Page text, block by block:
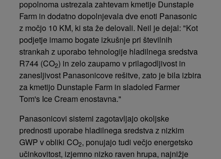
popolnoma ustrezala zahtevam kmetije Dunstaple
Farm in dodatno dopolnjevala dve enoti Panasonic
z močjo 10 KM, ki sta že delovali. Neil je dejal: "Kot
podjetje imamo bogate izkušnje pri številnih
strankah z uporabo tehnologije hladilnega sredstva
R744 (CO2) in zelo zaupamo v prilagodljivost in
zanesljivost Panasonicove rešitve, zato je bila izbira
za kmetijo Dunstaple Farm in sladoled Farmer
Tom's Ice Cream enostavna."
Panasonicovi sistemi zagotavljajo okoljske
prednosti uporabe hladilnega sredstva z nizkim
GWP v obliki CO2, ponujajo tudi večjo energetsko
učinkovitost, izjemno nizko raven hrupa, najnižje